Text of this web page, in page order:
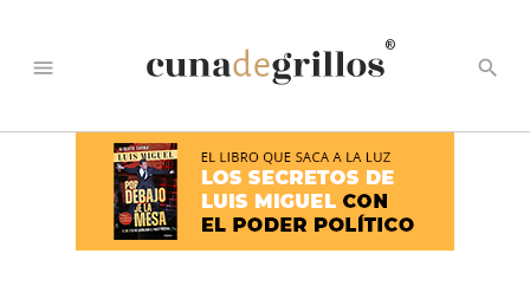
menu
®
search